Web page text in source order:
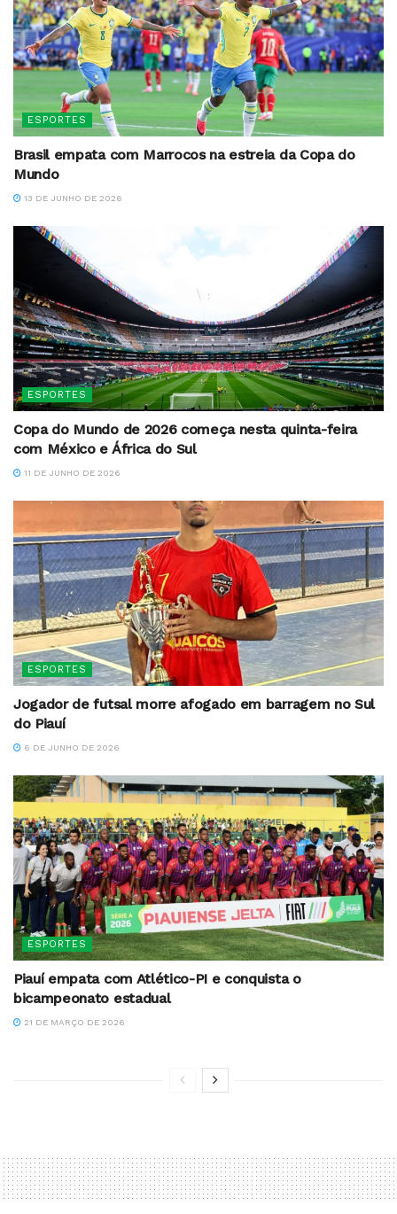
ESPORTES
Brasil empata com Marrocos na estreia da Copa do
Mundo
13 DE JUNHO DE 2026
ESPORTES
Copa do Mundo de 2026 começa nesta quinta-feira
com México e África do Sul
11 DE JUNHO DE 2026
ESPORTES
Jogador de futsal morre afogado em barragem no Sul
do Piauí
6 DE JUNHO DE 2026
ESPORTES
Piauí empata com Atlético-PI e conquista o
bicampeonato estadual
21 DE MARÇO DE 2026